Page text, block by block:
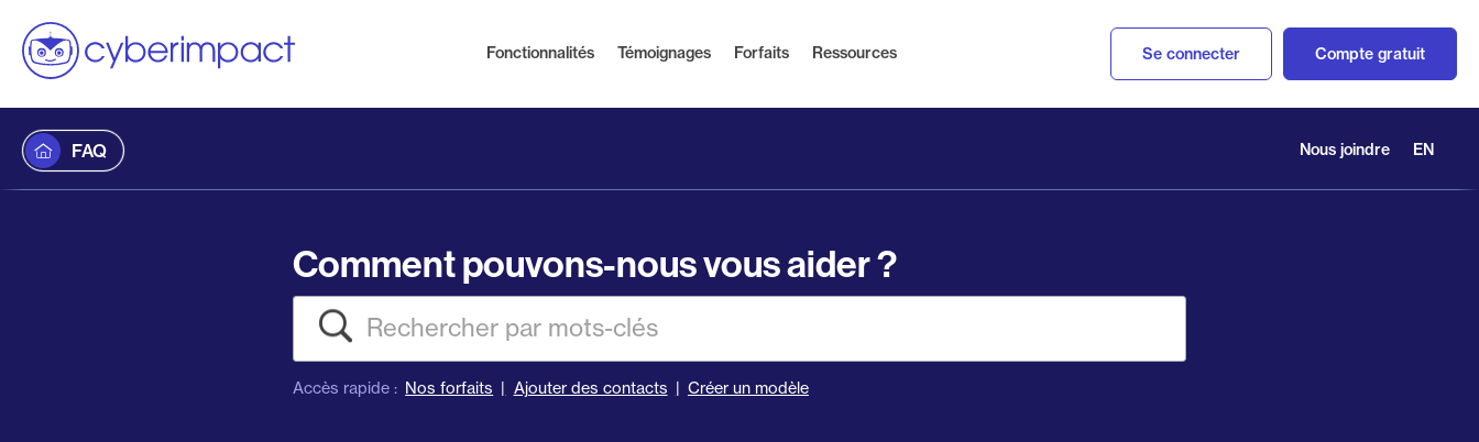
Fonctionnalités Témoignages Forfaits Ressources Se connecter Compte gratuit
FAQ Nous joindre EN
Comment pouvons-nous vous aider ?
Rechercher
Accès rapide : Nos forfaits Ajouter des contacts Créer un modèle